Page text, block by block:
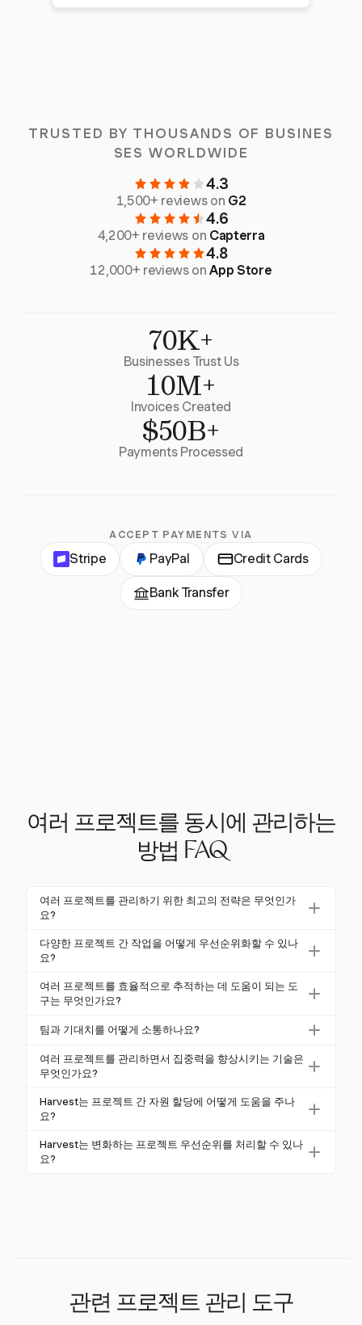
TRUSTED BY THOUSANDS OF BUSINES
SES WORLDWIDE
4.3
1,500+ reviews on G2
4.6
4,200+ reviews on Capterra
4.8
12,000+ reviews onApp Store
70K+
Businesses Trust Us
10M+
Invoices Created
$50B+
Payments Processed
ACCEPT PAYMENTS VIA
Stripe PayPal Credit Cards
Bank Transfer
여러 프로젝트를 동시에 관리하는
방법 FAQ
여러 프로젝트를 관리하기 위한 최고의 전략은 무엇인가
요?
여러 프로젝트를 관리하기 위한 효과적인 전략에는 작
업 우선순위 설정, 프로젝트 관리 도구 사용, 명확한 커
한 작업이 주목받도록 보장하며, Harvest와 같은 도구
는 중앙 집중식 프로젝트 가시성과 유연한 관리 옵션을
제공합니다.
다양한 프로젝트 간 작업을 어떻게 우선순위화할 수 있나
요?
작업은 긴급성과 프로젝트 목표에 대한 영향을 평가하
여 우선순위를 정할 수 있습니다. 주요 이정표가 포함
와의 정렬을 보장하는 데 도움이 됩니다. Harvest는 필
요에 따라 변화하는 우선순위를 관리하는 유연성을 제
공합니다.
여러 프로젝트를 효율적으로 추적하는 데 도움이 되는 도
구는 무엇인가요?
Harvest와 같은 도구는 예산, 비용 및 팀 작업 부하에
추적하도록 설계되었습니다. 이는 정보에 기반한 의사
결정을 가능하게 하고 다양한 프로젝트 간의 효율적인
자원 관리를 지원합니다.
팀과 기대치를 어떻게 소통하나요?
정기적인 업데이트와 개방적인 커뮤니케이션 채널을
설정하여 기대치를 명확히 소통하세요. Harvest의 팀
여 모든 사람이 프로젝트 목표와 정렬되도록 보장합니
다.
여러 프로젝트를 관리하면서 집중력을 향상시키는 기술은
무엇인가요?
집중력을 향상시키기 위해 작업의 우선순위를 정하고,
명확한 목표를 설정하며, Harvest와 같은 도구를 사용
으로 관리함으로써 팀원이 집중하고 생산성을 유지할
수 있도록 보장할 수 있습니다.
Harvest는 프로젝트 간 자원 할당에 어떻게 도움을 주나
요?
Harvest는 프로젝트와 팀 작업 부하에 대한 중앙 집중
식 뷰를 제공하여 자원 할당을 지원합니다. 이를 통해
Harvest는 변화하는 프로젝트 우선순위를 처리할 수 있나
요?
관련 프로젝트 관리 도구